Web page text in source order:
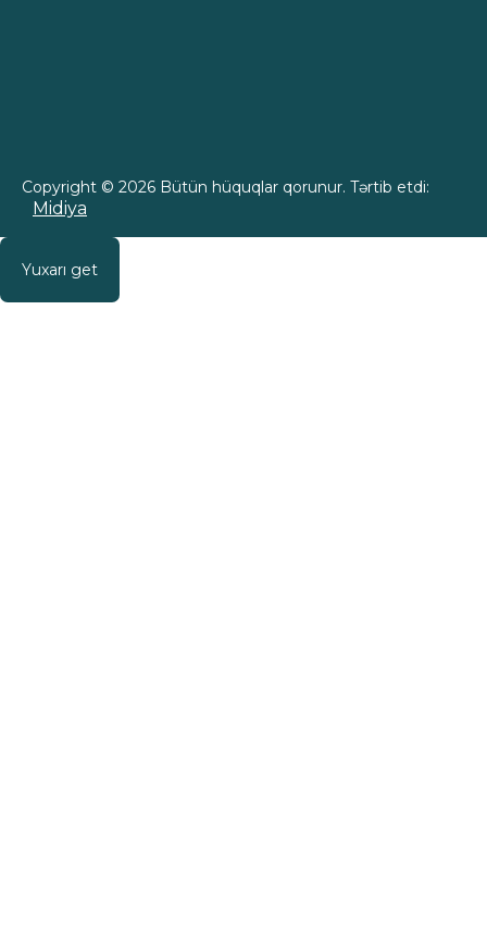
Copyright © 2026 Bütün hüquqlar qorunur. Tərtib etdi:
Midiya
Yuxarı get